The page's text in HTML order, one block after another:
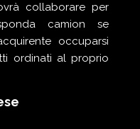
collaborare per
camion se
occuparsi
ordinati al proprio